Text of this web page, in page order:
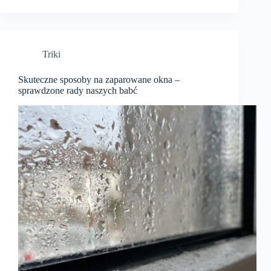
Triki
Skuteczne sposoby na zaparowane okna –
sprawdzone rady naszych babć